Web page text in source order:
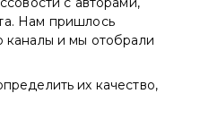
Нам пришлось
каналы и мы отобрали
их качество,